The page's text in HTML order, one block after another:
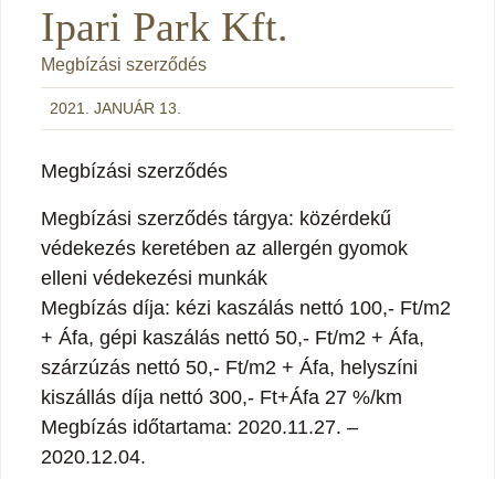
Ipari Park Kft.
Megbízási szerződés
2021. JANUÁR 13.
Megbízási szerződés
Megbízási szerződés tárgya: közérdekű
védekezés keretében az allergén gyomok
elleni védekezési munkák
Megbízás díja: kézi kaszálás nettó 100,- Ft/m2
+ Áfa, gépi kaszálás nettó 50,- Ft/m2 + Áfa,
szárzúzás nettó 50,- Ft/m2 + Áfa, helyszíni
kiszállás díja nettó 300,- Ft+Áfa 27 %/km
Megbízás időtartama: 2020.11.27. –
2020.12.04.